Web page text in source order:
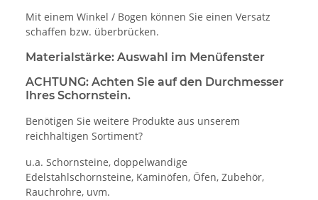
Mit einem Winkel / Bogen können Sie einen Versatz
schaffen bzw. überbrücken.
Materialstärke: Auswahl im Menüfenster
ACHTUNG: Achten Sie auf den Durchmesser
Ihres Schornstein.
Benötigen Sie weitere Produkte aus unserem
reichhaltigen Sortiment?
u.a. Schornsteine, doppelwandige
Edelstahlschornsteine, Kaminöfen, Öfen, Zubehör,
Rauchrohre, uvm.